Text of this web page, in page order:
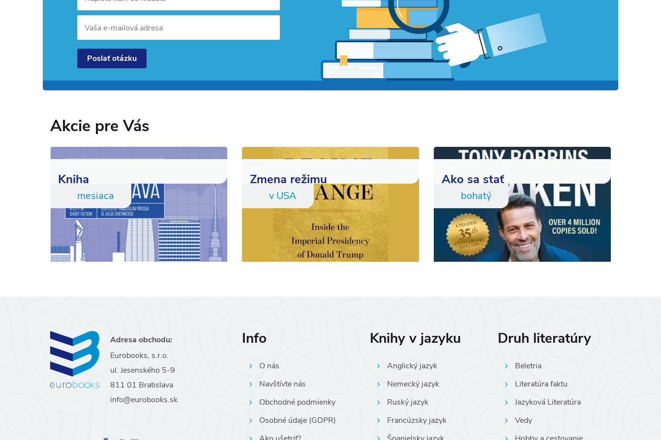
Vaša e-mailová adresa
Poslať otázku
Akcie pre Vás
Kniha
mesiaca
Zmena režimu
v USA
Ako sa stať
bohatý
Adresa obchodu:
Eurobooks, s.r.o.
ul. Jesenského 5-9
811 01 Bratislava
info@eurobooks.sk
Info
O nás
Navštívte nás
Obchodné podmienky
Osobné údaje (GDPR)
Knihy v jazyku
Anglický jazyk
Nemecký jazyk
Ruský jazyk
Francúzsky jazyk
Druh literatúry
Beletria
Literatúra faktu
Jazyková Literatúra
Vedy